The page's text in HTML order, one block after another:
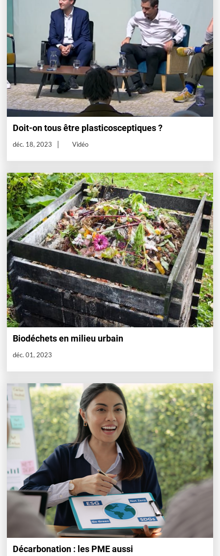
Doit-on tous être plasticosceptiques ?
déc. 18, 2023 Vidéo
Biodéchets en milieu urbain
déc. 01, 2023
Décarbonation : les PME aussi